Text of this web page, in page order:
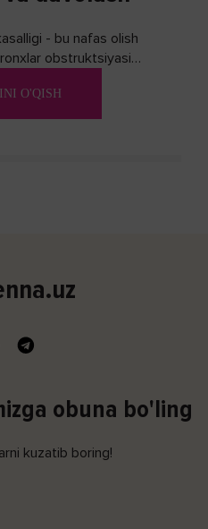
- bu nafas olish
obstruktsiyasi
O'QISH
obuna bo'ling
kuzatib boring!